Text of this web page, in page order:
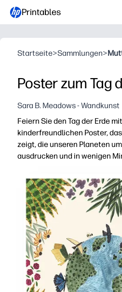
Printables
Startseite>Sammlungen>
Poster zum Tag
Sara B. Meadows - Wandkunst
Feiern Sie den Tag der Erde
kinderfreundlichen Poster,
zeigt, die unseren Planeten
ausdrucken und in wenigen
Praktisches Ausdrucken
Fesselt Kinder sofort mit
Fördert sinnvolle
Flexibel einsetzbar —